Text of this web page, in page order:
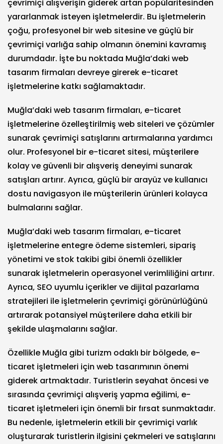
çevrimiçi alışverişin giderek artan popülaritesinden
yararlanmak isteyen işletmelerdir. Bu işletmelerin
çoğu, profesyonel bir web sitesine ve güçlü bir
çevrimiçi varlığa sahip olmanın önemini kavramış
durumdadır. İşte bu noktada Muğla’daki web
tasarım firmaları devreye girerek e-ticaret
işletmelerine katkı sağlamaktadır.
Muğla’daki web tasarım firmaları, e-ticaret
işletmelerine özelleştirilmiş web siteleri ve çözümler
sunarak çevrimiçi satışlarını artırmalarına yardımcı
olur. Profesyonel bir e-ticaret sitesi, müşterilere
kolay ve güvenli bir alışveriş deneyimi sunarak
satışları artırır. Ayrıca, güçlü bir arayüz ve kullanıcı
dostu navigasyon ile müşterilerin ürünleri kolayca
bulmalarını sağlar.
Muğla’daki web tasarım firmaları, e-ticaret
işletmelerine entegre ödeme sistemleri, sipariş
yönetimi ve stok takibi gibi önemli özellikler
sunarak işletmelerin operasyonel verimliliğini artırır.
Ayrıca, SEO uyumlu içerikler ve dijital pazarlama
stratejileri ile işletmelerin çevrimiçi görünürlüğünü
artırarak potansiyel müşterilere daha etkili bir
şekilde ulaşmalarını sağlar.
Özellikle Muğla gibi turizm odaklı bir bölgede, e-
ticaret işletmeleri için web tasarımının önemi
giderek artmaktadır. Turistlerin seyahat öncesi ve
sırasında çevrimiçi alışveriş yapma eğilimi, e-
ticaret işletmeleri için önemli bir fırsat sunmaktadır.
Bu nedenle, işletmelerin etkili bir çevrimiçi varlık
oluşturarak turistlerin ilgisini çekmeleri ve satışlarını